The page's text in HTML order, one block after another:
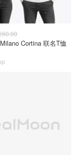
Cortina 联名T恤